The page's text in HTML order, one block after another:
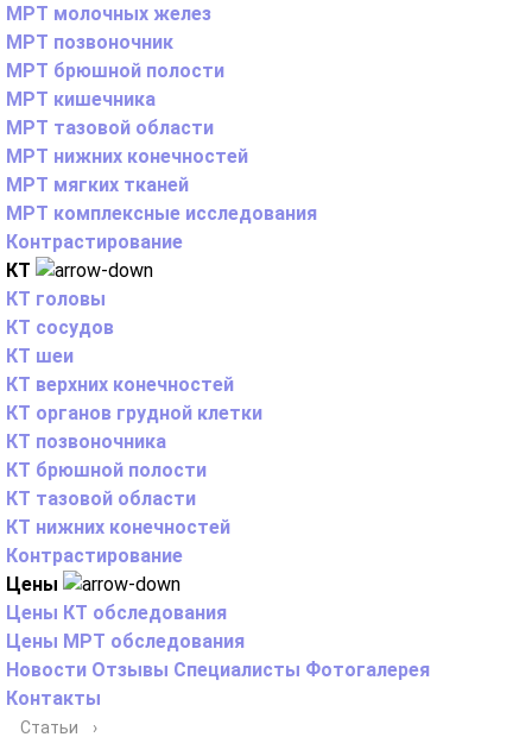
МРТ молочных желез
МРТ позвоночник
МРТ брюшной полости
МРТ кишечника
МРТ тазовой области
МРТ нижних конечностей
МРТ мягких тканей
МРТ комплексные исследования
Контрастирование
КТ
КТ головы
КТ сосудов
КТ шеи
КТ верхних конечностей
КТ органов грудной клетки
КТ позвоночника
КТ брюшной полости
КТ тазовой области
КТ нижних конечностей
Контрастирование
Цены
Цены КТ обследования
Цены МРТ обследования
Новости Отзывы Специалисты Фотогалерея
Контакты
Статьи ›